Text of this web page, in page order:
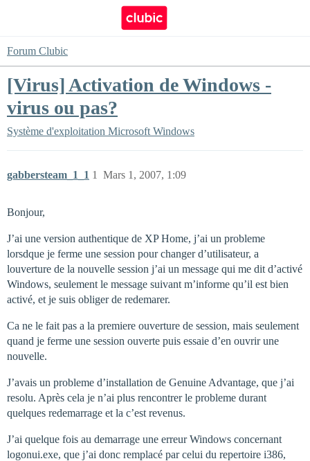
Forum Clubic
[Virus] Activation de Windows -
virus ou pas?
Système d'exploitation Microsoft Windows
gabbersteam_1_1 Mars 1, 2007, 1:09
1
Bonjour,
J’ai une version authentique de XP Home, j’ai un probleme
lorsdque je ferme une session pour changer d’utilisateur, a
louverture de la nouvelle session j’ai un message qui me dit d’activé
Windows, seulement le message suivant m’informe qu’il est bien
activé, et je suis obliger de redemarer.
Ca ne le fait pas a la premiere ouverture de session, mais seulement
quand je ferme une session ouverte puis essaie d’en ouvrir une
nouvelle.
J’avais un probleme d’installation de Genuine Advantage, que j’ai
resolu. Après cela je n’ai plus rencontrer le probleme durant
quelques redemarrage et la c’est revenus.
J’ai quelque fois au demarrage une erreur Windows concernant
logonui.exe, que j’ai donc remplacé par celui du repertoire i386,